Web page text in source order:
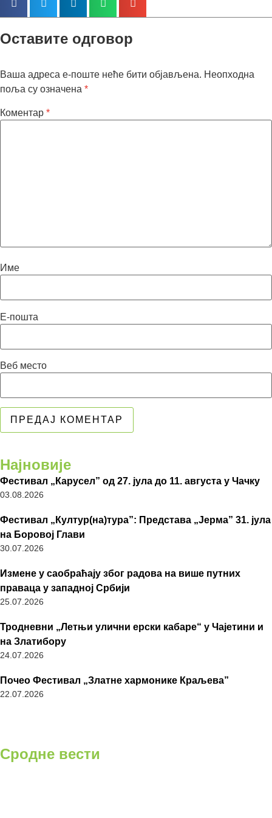
Оставите одговор
Ваша адреса е-поште неће бити објављена. Неопходна
поља су означена *
Коментар *
Име
Е-пошта
Веб место
Најновије
Фестивал „Карусел” од 27. јула до 11. августа у Чачку
03.08.2026
Фестивал „Култур(на)тура”: Представа „Јерма” 31. јула
на Боровој Глави
30.07.2026
Измене у саобраћају због радова на више путних
праваца у западној Србији
25.07.2026
Тродневни „Летњи улични ерски кабаре“ у Чајетини и
на Златибору
24.07.2026
Почео Фестивал „Златне хармонике Краљева”
22.07.2026
Сродне вести